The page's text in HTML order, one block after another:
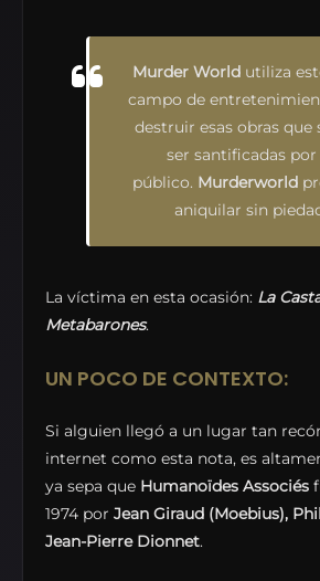
Murder World utiliza
campo de
destruir esas obras que
ser santificadas por
público. Murderworld
aniquilar sin
La víctima en esta ocasión: La
Metabarones.
UN POCO DE CONTEXTO:
Si alguien llegó a un lugar tan
internet como esta nota, es
ya sepa que Humanoïdes Associés
1974 por Jean Giraud (Moebius),
Jean-Pierre Dionnet.